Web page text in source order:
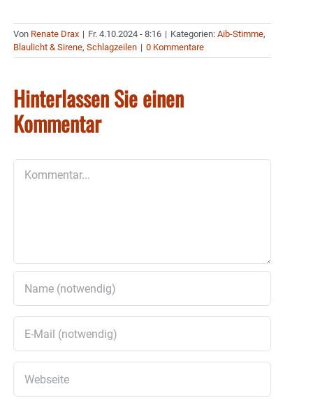
Von Renate Drax | Fr. 4.10.2024 - 8:16 | Kategorien: Aib-Stimme,
Blaulicht & Sirene, Schlagzeilen | 0 Kommentare
Hinterlassen Sie einen
Kommentar